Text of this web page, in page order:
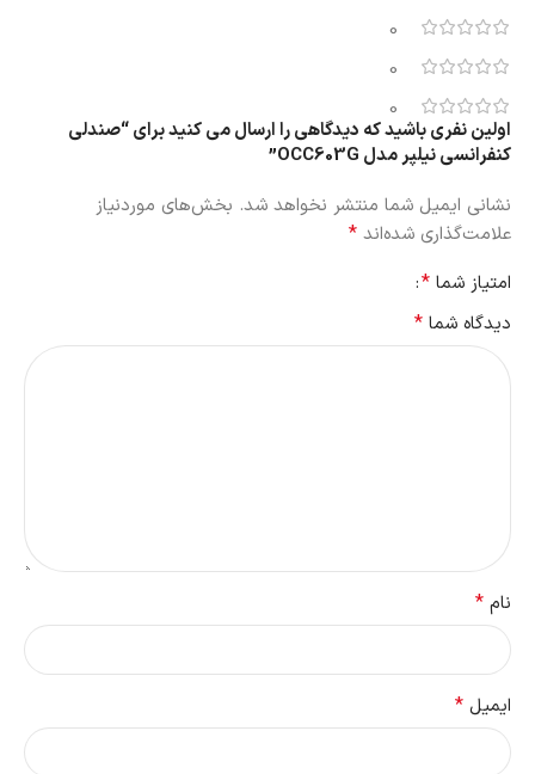
0
0
0
اولین نفری باشید که دیدگاهی را ارسال می کنید برای “صندلی
کنفرانسی نیلپر مدل OCC603G”
نشانی ایمیل شما منتشر نخواهد شد. بخش‌های موردنیاز
علامت‌گذاری شده‌اند *
امتیاز شما *
دیدگاه شما *
نام *
ایمیل *